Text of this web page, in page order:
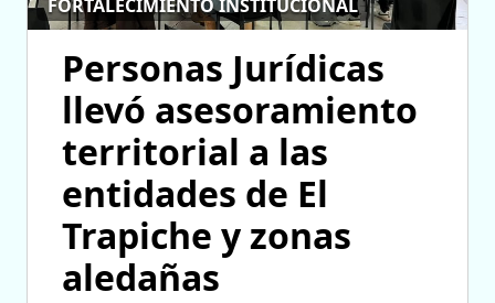
FORTALECIMIENTO INSTITUCIONAL
Personas Jurídicas
llevó asesoramiento
territorial a las
entidades de El
Trapiche y zonas
aledañas